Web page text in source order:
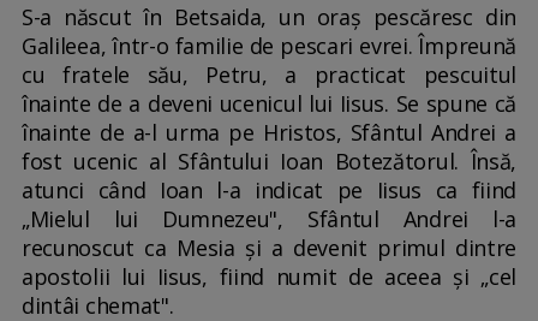
S-a născut în Betsaida, un oraș pescăresc din
Galileea, într-o familie de pescari evrei. Împreună
cu fratele său, Petru, a practicat pescuitul
înainte de a deveni ucenicul lui Iisus. Se spune că
înainte de a-l urma pe Hristos, Sfântul Andrei a
fost ucenic al Sfântului Ioan Botezătorul. Însă,
atunci când Ioan l-a indicat pe Iisus ca fiind
„Mielul lui Dumnezeu", Sfântul Andrei l-a
recunoscut ca Mesia și a devenit primul dintre
apostolii lui Iisus, fiind numit de aceea și „cel
dintâi chemat".